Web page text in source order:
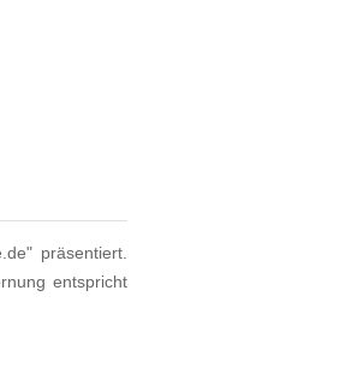
präsentiert.
entspricht